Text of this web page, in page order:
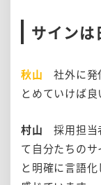
サイン
秋山
社外に発
とめていけば良
村山採用担当
て自分たちのサ
と明確に言語